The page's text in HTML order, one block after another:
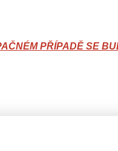
PŘÍPADĚ SE